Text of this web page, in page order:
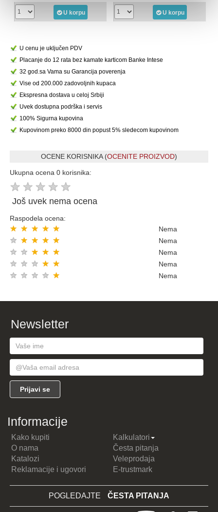
U korpu U korpu
U cenu je uključen PDV
Placanje do 12 rata bez kamate karticom Banke Intese
32 god.sa Vama su Garancija poverenja
Vise od 200.000 zadovoljnih kupaca
Ekspresna dostava u celoj Srbiji
Uvek dostupna podrška i servis
100% Sigurna kupovina
Kupovinom preko 8000 din popust 5% sledecom kupovinom
OCENE KORISNIKA (OCENITE PROIZVOD)
Ukupna ocena 0 korisnika:
★ ★ ★ ★ ★
Još uvek nema ocena
Raspodela ocena:
★
★
★
★
★ Nema
★
★
★
★
★ Nema
★
★
★
★
★ Nema
★
★
★
★
★ Nema
★
★
★
★
★ Nema
Newsletter
Informacije
Kako kupiti
Kalkulatori
O nama
Česta pitanja
Katalozi
Veleprodaja
Reklamacije i ugovori
E-trustmark
POGLEDAJTE ČESTA PITANJA